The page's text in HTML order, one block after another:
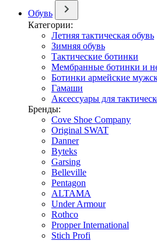
Обувь
Категории:
Летняя тактическая обувь
Зимняя обувь
Тактические ботинки
Мембранные ботинки и
Ботинки армейские
Гамаши
Аксессуары для
Бренды:
Cove Shoe Company
Original SWAT
Danner
Byteks
Garsing
Belleville
Pentagon
ALTAMA
Under Armour
Rothco
Propper International
Stich Profi